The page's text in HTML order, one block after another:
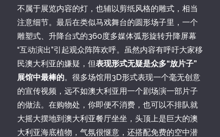
不属于展览内容的灯，也辅以剪纸风格的雕式，相当
注意细节。最后在类似马戏舞台的圆形场子里，一个
雕塑式、升降台式的360度多媒体弧形旋转升降屏幕
“互动演出”引起观众阵阵欢呼。虽然内容有呼吁大家移
民澳大利亚的嫌疑，但表现形式无疑是众多“放片子”
展馆中最棒的。很多场馆用3D形式表现一个毫无创意
的宣传视频，远不如澳大利亚用一个剧场演一部片子
的做法。在购物处，你即便不消费，也可以不排队就
大摇大摆地到澳大利亚餐厅坐坐，头顶上是巨大的澳
大利亚海底植物，气氛很惬意，还搭配免费的空中潜